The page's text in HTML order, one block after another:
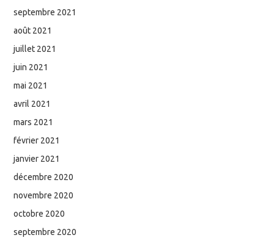
septembre 2021
août 2021
juillet 2021
juin 2021
mai 2021
avril 2021
mars 2021
février 2021
janvier 2021
décembre 2020
novembre 2020
octobre 2020
septembre 2020